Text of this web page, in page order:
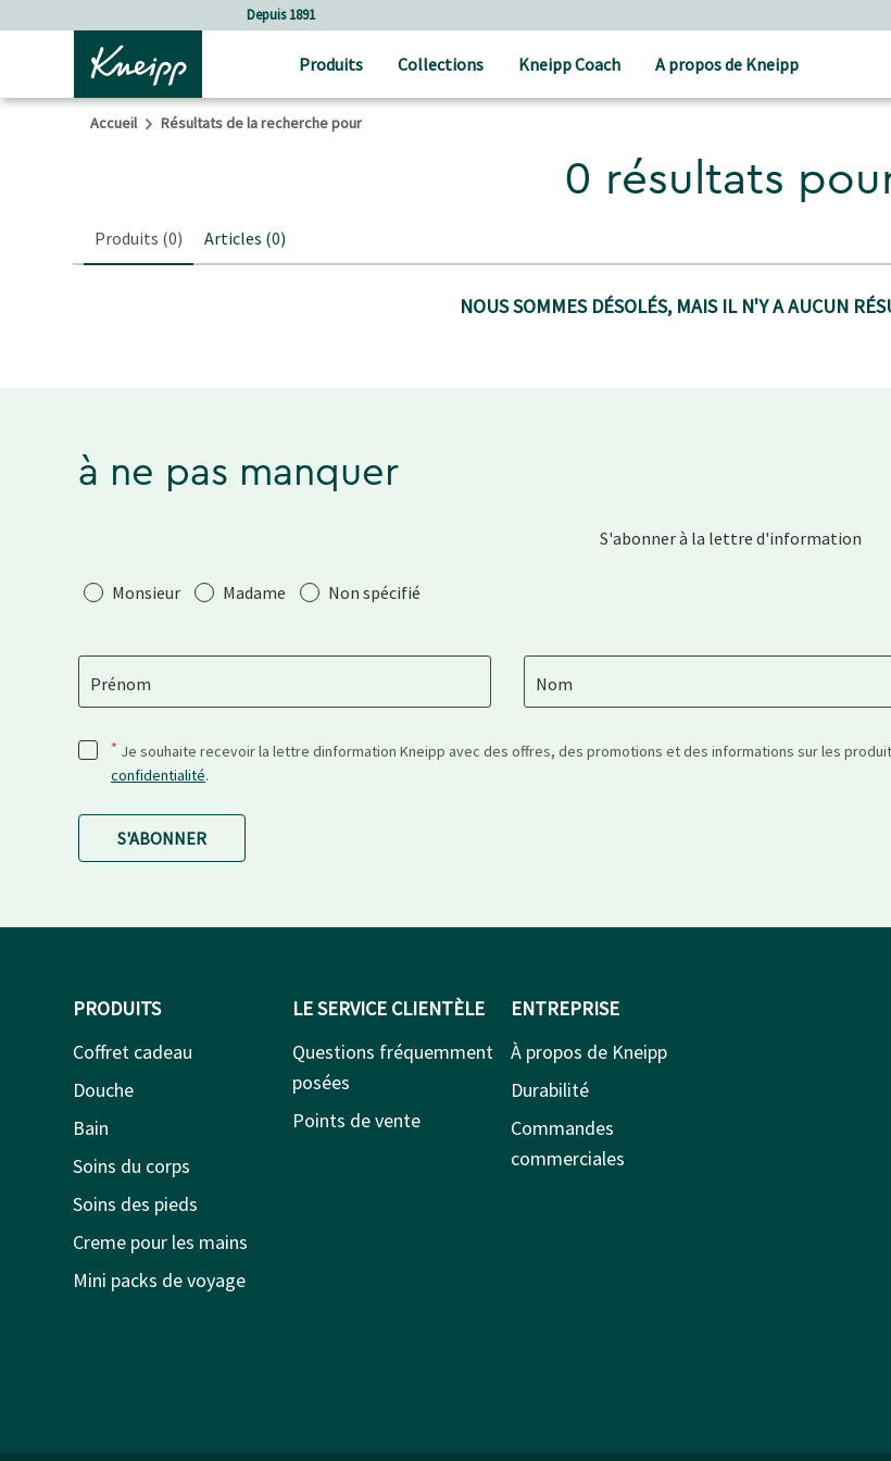
Sauter au contenu du pied de pageDepuis 1891
Produits Collections Kneipp Coach A propos de Kneipp
Accueil Résultats de la recherche pour
0 résultats
Produits (0) Articles (0)
NOUS SOMMES DÉSOLÉS, MAIS IL N'Y A AUCUN
à ne pas manquer
S'abonner à la lettre d'information
Salutation
Monsieur Madame Non spécifié
Prénom Nom
* Je souhaite recevoir la lettre dinformation Kneipp avec des offres, des promotions et des informations sur les
confidentialité.
S'ABONNER
PRODUITS
Coffret cadeau
Douche
Bain
Soins du corps
Soins des pieds
Creme pour les mains
Mini packs de voyage
LE SERVICE CLIENTÈLE
Questions fréquemment
posées
Points de vente
ENTREPRISE
À propos de Kneipp
Durabilité
Commandes
commerciales